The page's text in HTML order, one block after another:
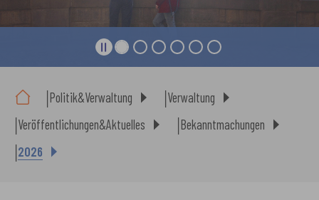
Politik&Verwaltung
Verwaltung
Veröffentlichungen&Aktuelles
Bekanntmachungen
2026